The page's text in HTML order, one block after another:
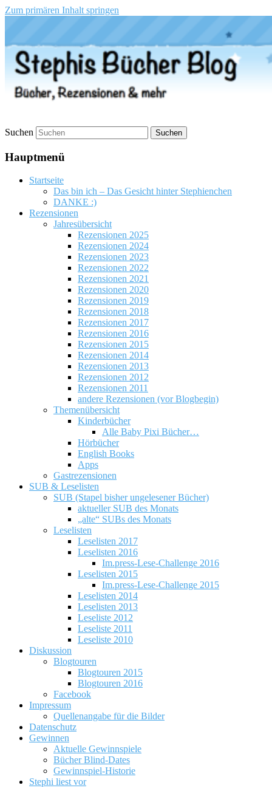
Zum primären Inhalt springen
Stephis Bücher Blog
Suchen
Hauptmenü
Startseite
Das bin ich – Das Gesicht hinter Stephienchen
DANKE :)
Rezensionen
Jahresübersicht
Rezensionen 2025
Rezensionen 2024
Rezensionen 2023
Rezensionen 2022
Rezensionen 2021
Rezensionen 2020
Rezensionen 2019
Rezensionen 2018
Rezensionen 2017
Rezensionen 2016
Rezensionen 2015
Rezensionen 2014
Rezensionen 2013
Rezensionen 2012
Rezensionen 2011
andere Rezensionen (vor Blogbegin)
Themenübersicht
Kinderbücher
Alle Baby Pixi Bücher…
Hörbücher
English Books
Apps
Gastrezensionen
SUB & Leselisten
SUB (Stapel bisher ungelesener Bücher)
aktueller SUB des Monats
„alte“ SUBs des Monats
Leselisten
Leselisten 2017
Leselisten 2016
Im.press-Lese-Challenge 2016
Leselisten 2015
Im.press-Lese-Challenge 2015
Leselisten 2014
Leselisten 2013
Leseliste 2012
Leseliste 2011
Leseliste 2010
Diskussion
Blogtouren
Blogtouren 2015
Blogtouren 2016
Facebook
Impressum
Quellenangabe für die Bilder
Datenschutz
Gewinnen
Aktuelle Gewinnspiele
Bücher Blind-Dates
Gewinnspiel-Historie
Stephi liest vor